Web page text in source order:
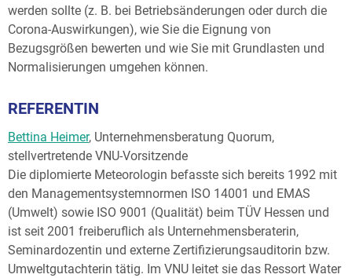
werden sollte (z. B. bei Betriebsänderungen oder durch die
Corona-Auswirkungen), wie Sie die Eignung von
Bezugsgrößen bewerten und wie Sie mit Grundlasten und
Normalisierungen umgehen können.
REFERENTIN
Bettina Heimer, Unternehmensberatung Quorum,
stellvertretende VNU-Vorsitzende
Die diplomierte Meteorologin befasste sich bereits 1992 mit
den Managementsystemnormen ISO 14001 und EMAS
(Umwelt) sowie ISO 9001 (Qualität) beim TÜV Hessen und
ist seit 2001 freiberuflich als Unternehmensberaterin,
Seminardozentin und externe Zertifizierungsauditorin bzw.
Umweltgutachterin tätig. Im VNU leitet sie das Ressort Water